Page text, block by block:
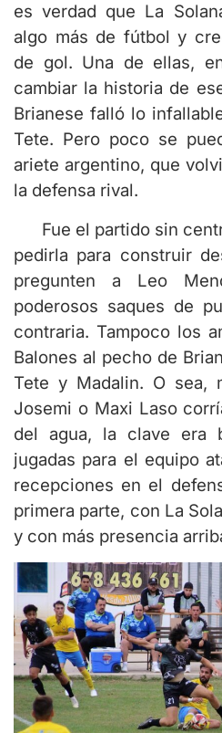
es verdad que La
algo más de fútbol y
de gol. Una de ellas,
cambiar la historia de
Brianese falló lo
Tete. Pero poco se
ariete argentino, que
la defensa rival.
Fue el partido sin
pedirla para construir
pregunten a Leo
poderosos saques de
contraria. Tampoco los
Balones al pecho de
Tete y Madalin. O sea,
Josemi o Maxi Laso
del agua, la clave era
jugadas para el equipo
recepciones en el
primera parte, con La
y con más presencia